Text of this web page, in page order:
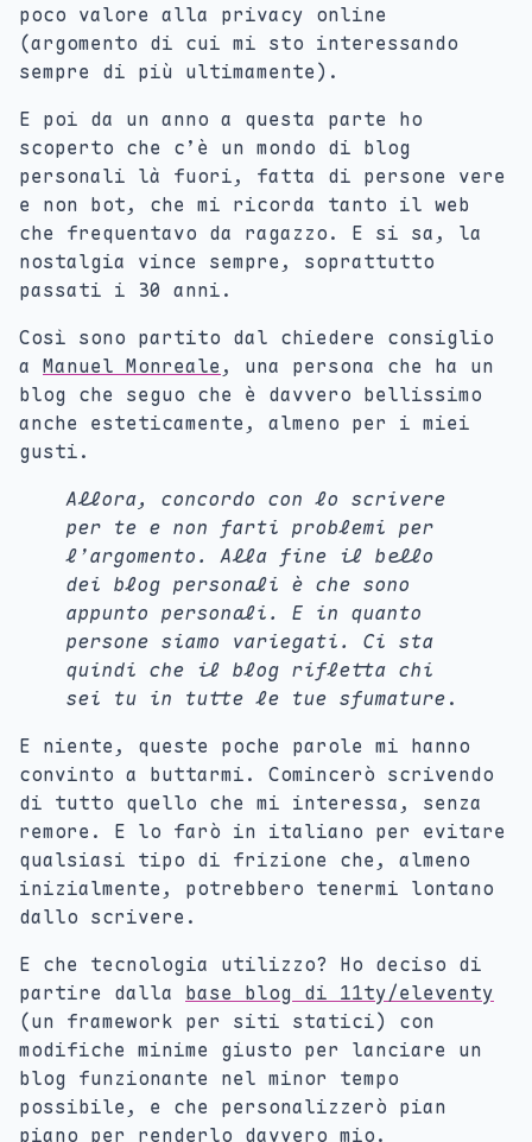
poco valore alla privacy online
(argomento di cui mi sto interessando
sempre di più ultimamente).
E poi da un anno a questa parte ho
scoperto che c’è un mondo di blog
personali là fuori, fatta di persone vere
e non bot, che mi ricorda tanto il web
che frequentavo da ragazzo. E si sa, la
nostalgia vince sempre, soprattutto
passati i 30 anni.
Così sono partito dal chiedere consiglio
a Manuel Monreale , una persona che ha un
blog che seguo che è davvero bellissimo
anche esteticamente, almeno per i miei
gusti.
Allora, concordo con lo scrivere
per te e non farti problemi per
l’argomento. Alla fine il bello
dei blog personali è che sono
appunto personali. E in quanto
persone siamo variegati. Ci sta
quindi che il blog rifletta chi
sei tu in tutte le tue sfumature.
E niente, queste poche parole mi hanno
convinto a buttarmi. Comincerò scrivendo
di tutto quello che mi interessa, senza
remore. E lo farò in italiano per evitare
qualsiasi tipo di frizione che, almeno
inizialmente, potrebbero tenermi lontano
dallo scrivere.
E che tecnologia utilizzo? Ho deciso di
partire dalla base blog di 11ty/eleventy
(un framework per siti statici) con
modifiche minime giusto per lanciare un
blog funzionante nel minor tempo
possibile, e che personalizzerò pian
piano per renderlo davvero mio.